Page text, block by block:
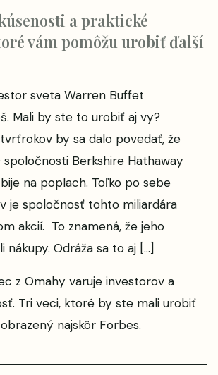
a praktické
vám pomôžu urobiť ďalší
sveta Warren Buffet
Mali by ste to urobiť aj vy?
by sa dalo povedať, že
spoločnosti Berkshire Hathaway
na poplach. Toľko po sebe
je spoločnosť tohto miliardára
akcií. To znamená, že jeho
nákupy. Odráža sa to aj […]
z Omahy varuje investorov a
Tri veci, ktoré by ste mali urobiť
najskôr Forbes.